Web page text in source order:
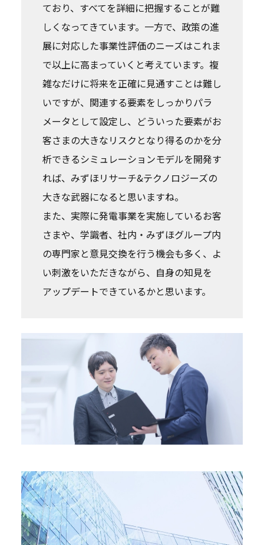
ており、すべてを詳細に把握することが難
しくなってきています。一方で、政策の進
展に対応した事業性評価のニーズはこれま
で以上に高まっていくと考えています。複
雑なだけに将来を正確に見通すことは難し
いですが、関連する要素をしっかりパラ
メータとして設定し、どういった要素がお
客さまの大きなリスクとなり得るのかを分
析できるシミュレーションモデルを開発す
れば、みずほリサーチ&テクノロジーズの
大きな武器になると思いますね。
また、実際に発電事業を実施しているお客
さまや、学識者、社内・みずほグループ内
の専門家と意見交換を行う機会も多く、よ
い刺激をいただきながら、自身の知見を
アップデートできているかと思います。